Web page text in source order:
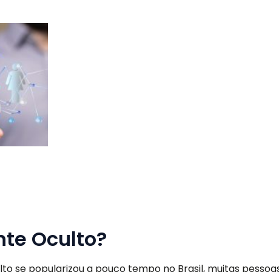
Oculto?
se popularizou a pouco tempo no Brasil, muitas